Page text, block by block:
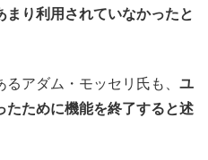
り利用されていなかったと
アダム・モッセリ氏も、 ユ
たために機能を終了すると述